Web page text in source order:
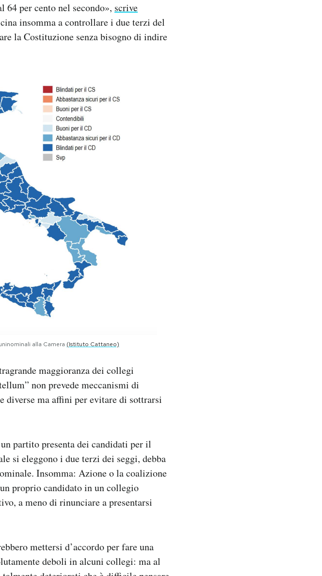
64 per cento nel secondo», scrive
insomma a controllare i due terzi del
la Costituzione senza bisogno di indire
alla Camera (Istituto Cattaneo)
maggioranza dei collegi
non prevede meccanismi di
diverse ma affini per evitare di sottrarsi
partito presenta dei candidati per il
si eleggono i due terzi dei seggi, debba
Insomma: Azione o la coalizione
proprio candidato in un collegio
a meno di rinunciare a presentarsi
mettersi d’accordo per fare una
deboli in alcuni collegi: ma al